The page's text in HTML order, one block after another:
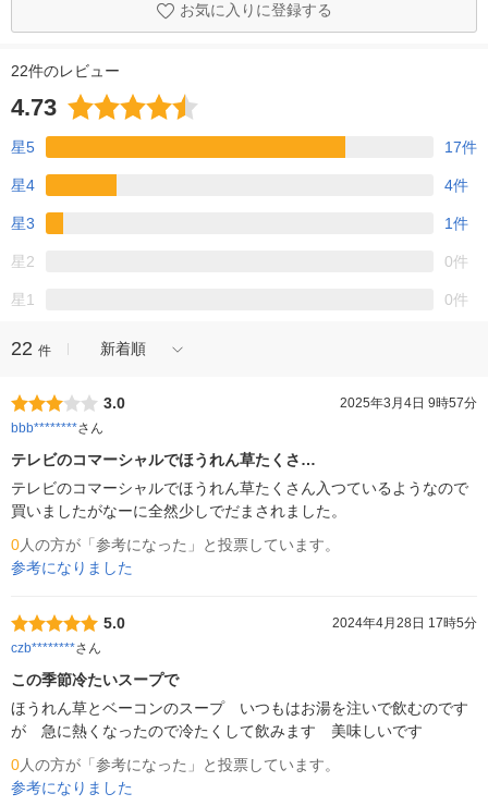
お気に入りに登録する
22件のレビュー
4.73
星5 17件
星4 4件
星3 1件
星2 0件
星1 0件
22 件 新着順
3.0
2025年3月4日 9時57分
bbb********さん
テレビのコマーシャルでほうれん草たくさ…
テレビのコマーシャルでほうれん草たくさん入つているようなので
買いましたがなーに全然少しでだまされました。
0人の方が「参考になった」と投票しています。
参考になりました
5.0
2024年4月28日 17時5分
czb********さん
この季節冷たいスープで
ほうれん草とベーコンのスープ　いつもはお湯を注いで飲むのです
が　急に熱くなったので冷たくして飲みます　美味しいです
0人の方が「参考になった」と投票しています。
参考になりました